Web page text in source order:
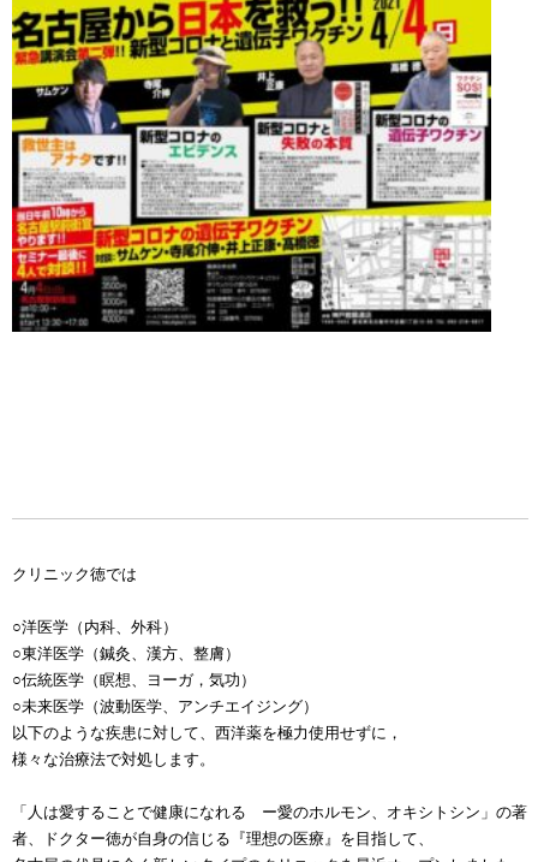
クリニック徳では
○洋医学（内科、外科）
○東洋医学（鍼灸、漢方、整膚）
○伝統医学（瞑想、ヨーガ，気功）
○未来医学（波動医学、アンチエイジング）
以下のような疾患に対して、西洋薬を極力使用せずに，
様々な治療法で対処します。
「人は愛することで健康になれる ー愛のホルモン、オキシトシン」の著
者、ドクター徳が自身の信じる『理想の医療』を目指して、